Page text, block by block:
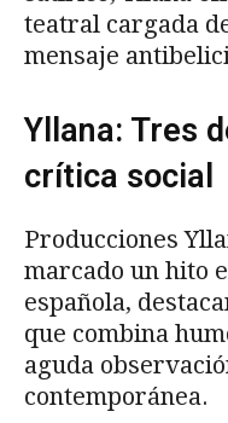
teatral cargada
mensaje
Yllana: Tres
crítica social
Producciones
marcado un hito
española,
que combina
aguda
contemporánea.